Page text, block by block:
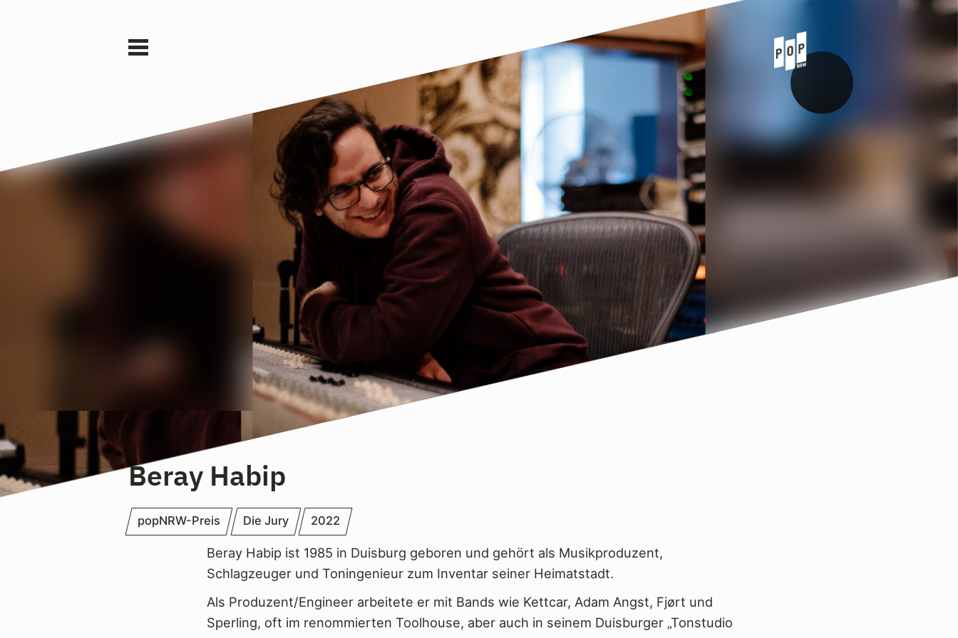
Beray Habip
popNRW-Preis Die Jury 2022
Beray Habip ist 1985 in Duisburg geboren und gehört als Musikproduzent,
Schlagzeuger und Toningenieur zum Inventar seiner Heimatstadt.
Als Produzent/Engineer arbeitete er mit Bands wie Kettcar, Adam Angst, Fjørt und
Sperling, oft im renommierten Toolhouse, aber auch in seinem Duisburger „Tonstudio